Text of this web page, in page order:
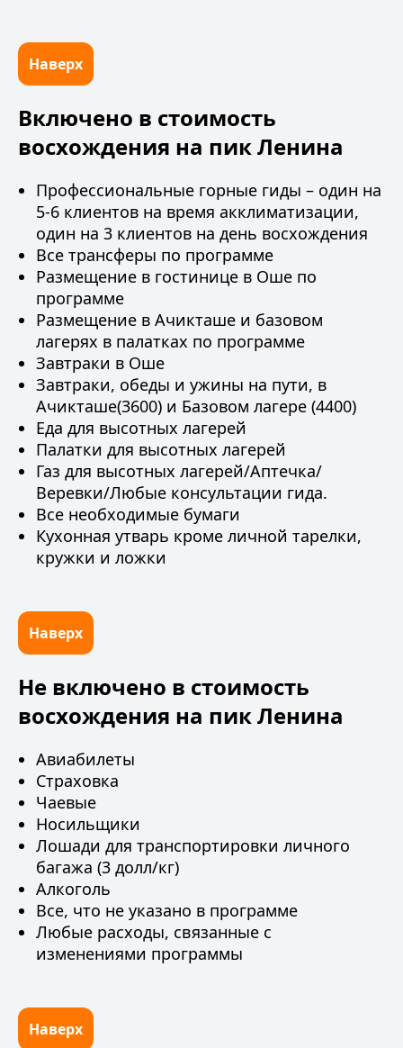
Наверх
Включено в стоимость
восхождения на пик Ленина
Профессиональные горные гиды – один на
5-6 клиентов на время акклиматизации,
один на 3 клиентов на день восхождения
Все трансферы по программе
Размещение в гостинице в Оше по
программе
Размещение в Ачикташе и базовом
лагерях в палатках по программе
Завтраки в Оше
Завтраки, обеды и ужины на пути, в
Ачикташе(3600) и Базовом лагере (4400)
Еда для высотных лагерей
Палатки для высотных лагерей
Газ для высотных лагерей/Аптечка/
Веревки/Любые консультации гида.
Все необходимые бумаги
Кухонная утварь кроме личной тарелки,
кружки и ложки
Наверх
Не включено в стоимость
восхождения на пик Ленина
Авиабилеты
Страховка
Чаевые
Носильщики
Лошади для транспортировки личного
багажа (3 долл/кг)
Алкоголь
Все, что не указано в программе
Любые расходы, связанные с
изменениями программы
Наверх